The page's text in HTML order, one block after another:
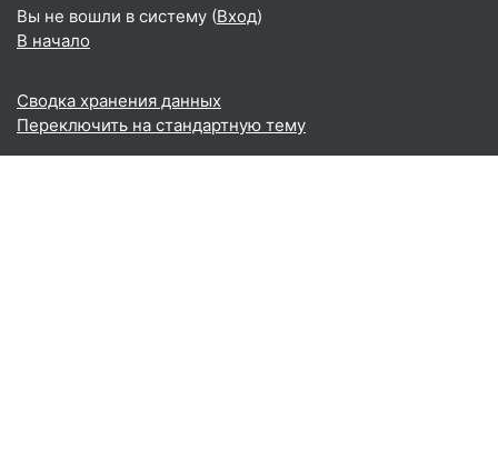
Вы не вошли в систему (Вход)
В начало
Сводка хранения данных
Переключить на стандартную тему